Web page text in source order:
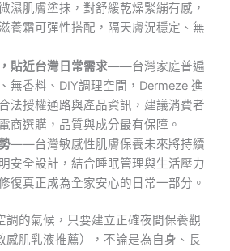
濕肌膚塗抹，對舒緩乾燥緊繃有感，
養霜可彈性搭配，隔天膚況穩定、無
貼近台灣日常需求——台灣家庭普遍
無香料、DIY調理空間，Dermeze 進
法授權通路與產品資訊，建議消費者
商選購，品質與成分最有保障。
——台灣敏感性肌膚保養未來將持續
安全設計，結合睡眠管理與生活壓力
復真正成為全家安心的日常一部分。
調的氣候，只要建立正確夜間保養觀
感肌乳液推薦），不論是為自身、長